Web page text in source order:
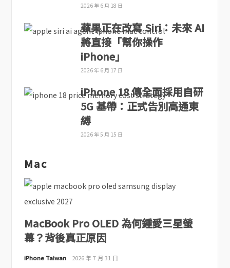
2026 年 6 月 18 日
蘋果正在改寫 Siri：未來 AI
將直接「幫你操作
iPhone」
2026 年 6 月 17 日
iPhone 18 傳全面採用自研
5G 基帶：正式告別高通束
縛
2026 年 5 月 15 日
Mac
MacBook Pro OLED 為何鍾愛三星螢
幕？背後真正原因
iPhone Taiwan 2026 年 7 月 31 日